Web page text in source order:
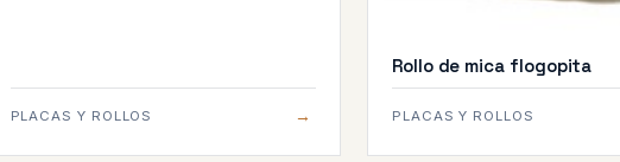
PLACAS Y ROLLOS →
Rollo de mica flogopita
PLACAS Y ROLLOS